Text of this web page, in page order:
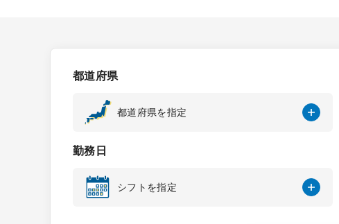
都道府県
都道府県を指定
勤務日
シフトを指定